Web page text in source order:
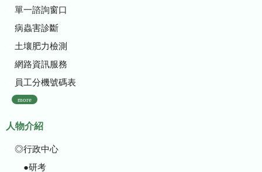
單一諮詢窗口
病蟲害診斷
土壤肥力檢測
網路資訊服務
員工分機號碼表
more
人物介紹
◎行政中心
●研考